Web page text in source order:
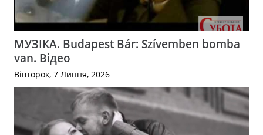
МУЗІКА. Budapest Bár: Szívemben bomba
van. Відео
Вівторок, 7 Липня, 2026